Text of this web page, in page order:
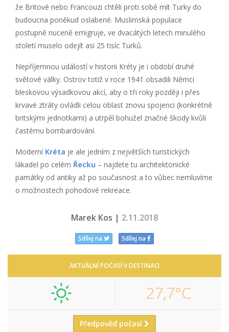
že Britové nebo Francouzi chtěli proti sobě mít Turky do
budoucna poněkud oslabené. Muslimská populace
postupně nuceně emigruje, ve dvacátých letech minulého
století muselo odejít asi 25 tisíc Turků.
Nepříjemnou událostí v historii Kréty je i období druhé
světové války. Ostrov totiž v roce 1941 obsadili Němci
bleskovou výsadkovou akcí, aby o tři roky později i přes
krvavé ztráty ovládli celou oblast znovu spojenci (konkrétně
britskými jednotkami) a utrpěl bohužel značné škody kvůli
častému bombardování.
Moderní Kréta je ale jedním z největších turistických
lákadel po celém Řecku – najdete tu architektonické
památky od antiky až po současnost a to vůbec nemluvíme
o možnostech pohodové rekreace.
Marek Kos | 2.11.2018
Sdílej na Sdílej na
AKTUÁLNÍ POČASÍ V DESTINACI
27,7°C
Předpověď počasí